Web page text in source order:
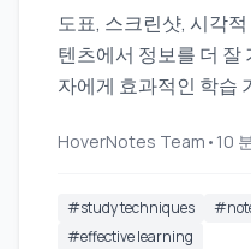
도표, 스크린샷, 시각
텐츠에서 정보를 더 잘
자에게 효과적인 학습
HoverNotes Team • 10
#study techniques #
#effective learning